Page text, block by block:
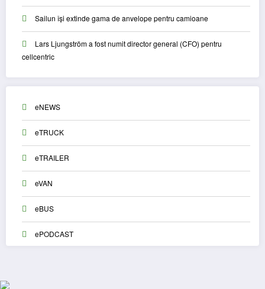
Sailun își extinde gama de anvelope pentru camioane
Lars Ljungström a fost numit director general (CFO) pentru
cellcentric
eNEWS
eTRUCK
eTRAILER
eVAN
eBUS
ePODCAST